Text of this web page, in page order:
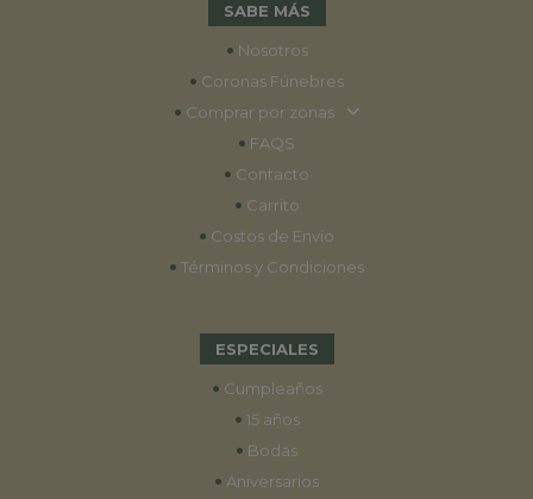
SABE MÁS
• Nosotros
• Coronas Fúnebres
• Comprar por zonas
• FAQS
• Contacto
• Carrito
• Costos de Envío
• Términos y Condiciones
ESPECIALES
• Cumpleaños
• 15 años
• Bodas
• Aniversarios